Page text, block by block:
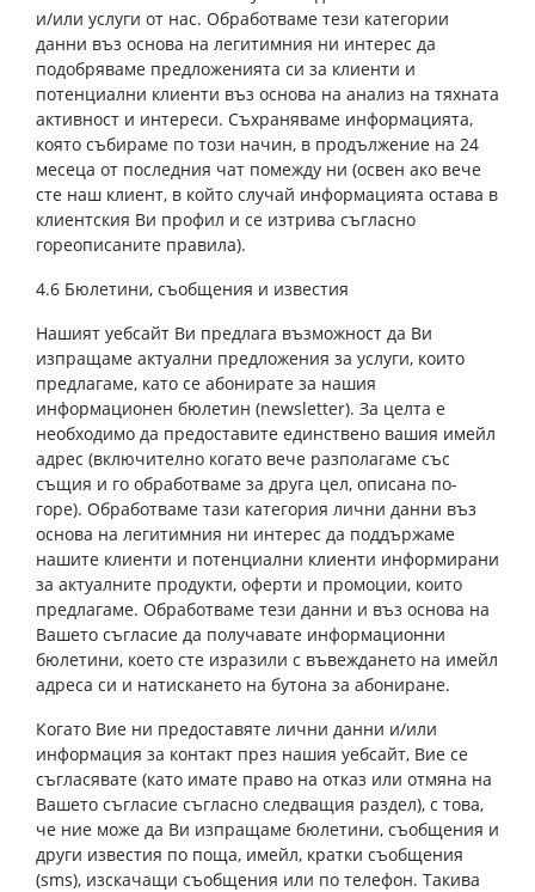
и/или услуги от нас. Обработваме тези категории
данни въз основа на легитимния ни интерес да
подобряваме предложенията си за клиенти и
потенциални клиенти въз основа на анализ на тяхната
активност и интереси. Съхраняваме информацията,
която събираме по този начин, в продължение на 24
месеца от последния чат помежду ни (освен ако вече
сте наш клиент, в който случай информацията остава в
клиентския Ви профил и се изтрива съгласно
гореописаните правила).
4.6 Бюлетини, съобщения и известия
Нашият уебсайт Ви предлага възможност да Ви
изпращаме актуални предложения за услуги, които
предлагаме, като се абонирате за нашия
информационен бюлетин (newsletter). За целта е
необходимо да предоставите единствено вашия имейл
адрес (включително когато вече разполагаме със
същия и го обработваме за друга цел, описана по-
горе). Обработваме тази категория лични данни въз
основа на легитимния ни интерес да поддържаме
нашите клиенти и потенциални клиенти информирани
за актуалните продукти, оферти и промоции, които
предлагаме. Обработваме тези данни и въз основа на
Вашето съгласие да получавате информационни
бюлетини, което сте изразили с въвеждането на имейл
адреса си и натискането на бутона за абониране.
Когато Вие ни предоставяте лични данни и/или
информация за контакт през нашия уебсайт, Вие се
съгласявате (като имате право на отказ или отмяна на
Вашето съгласие съгласно следващия раздел), с това,
че ние може да Ви изпращаме бюлетини, съобщения и
други известия по поща, имейл, кратки съобщения
(sms), изскачащи съобщения или по телефон. Такива